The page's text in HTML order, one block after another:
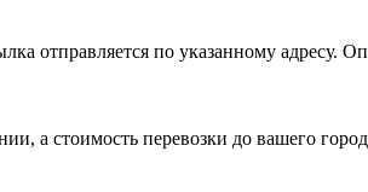
отправляется по указанному адресу.
а стоимость перевозки до вашего